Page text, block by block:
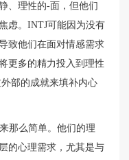
、理性的-面，但他们
虑。INTJ可能因为没有
致他们在面对情感需求
更多的精力投入到理性
部的成就来填补内心
那么简单。他们的理
的心理需求，尤其是与